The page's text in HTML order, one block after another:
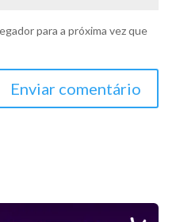
para a próxima vez que
Enviar comentário